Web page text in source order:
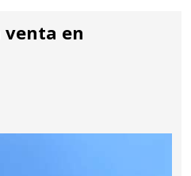
en